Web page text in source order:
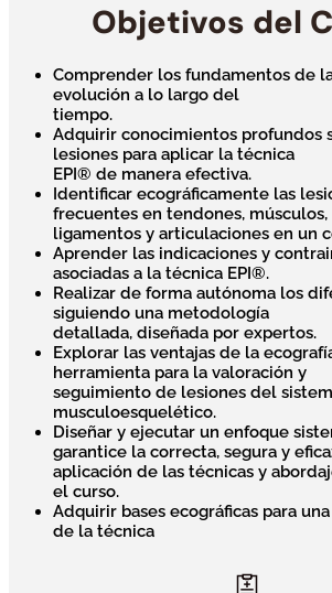
Objetivos del
Comprender los fundamentos de
evolución a lo largo del
tiempo.
Adquirir conocimientos profundos
lesiones para aplicar la técnica
EPI® de manera efectiva.
Identificar ecográficamente las
frecuentes en tendones, músculos,
ligamentos y articulaciones en un
Aprender las indicaciones y
asociadas a la técnica EPI®.
Realizar de forma autónoma los
siguiendo una metodología
detallada, diseñada por expertos.
Explorar las ventajas de la
herramienta para la valoración y
seguimiento de lesiones del
musculoesquelético.
Diseñar y ejecutar un enfoque
garantice la correcta, segura y
aplicación de las técnicas y
el curso.
Adquirir bases ecográficas para
de la técnica